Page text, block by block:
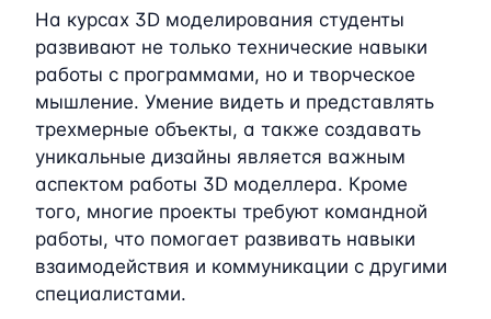
На курсах 3D моделирования студенты
развивают не только технические навыки
работы с программами, но и творческое
мышление. Умение видеть и представлять
трехмерные объекты, а также создавать
уникальные дизайны является важным
аспектом работы 3D моделлера. Кроме
того, многие проекты требуют командной
работы, что помогает развивать навыки
взаимодействия и коммуникации с другими
специалистами.